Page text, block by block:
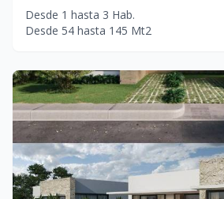
Desde 1 hasta 3 Hab.
Desde 54 hasta 145 Mt2